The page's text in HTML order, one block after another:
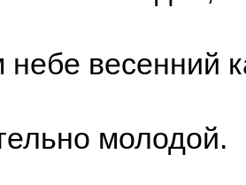
весенний
молодой.